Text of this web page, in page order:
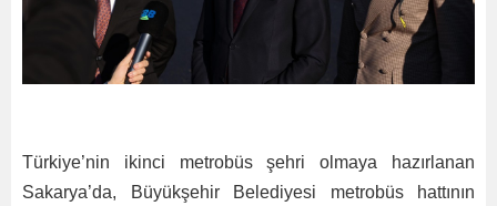
Türkiye’nin ikinci metrobüs şehri olmaya hazırlanan
Sakarya’da, Büyükşehir Belediyesi metrobüs hattının